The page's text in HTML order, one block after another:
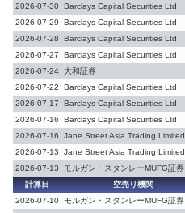
2026-07-30 Barclays Capital Securities Ltd
2026-07-29
Barclays Capital Securities Ltd
2026-07-28 Barclays Capital Securities Ltd
2026-07-27 Barclays Capital Securities Ltd
2026-07-24 大和証券
2026-07-22 Barclays Capital Securities Ltd
2026-07-17
Barclays Capital Securities Ltd
2026-07-16
Barclays Capital Securities Ltd
2026-07-16 Jane Street Asia Trading Limited
2026-07-13 Jane Street Asia Trading Limited
2026-07-13
モルガン・スタンレーMUFG証券
計算日 空売り機関
2026-07-10 モルガン・スタンレーMUFG証券